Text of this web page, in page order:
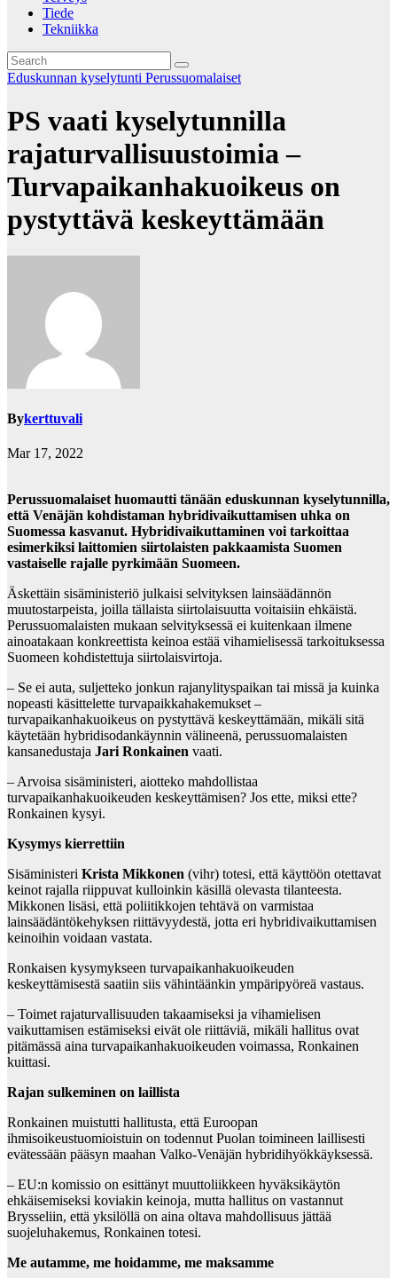
Tiede
Tekniikka
Eduskunnan kyselytunti Perussuomalaiset
PS vaati kyselytunnilla
rajaturvallisuustoimia –
Turvapaikanhakuoikeus on
pystyttävä keskeyttämään
Bykerttuvali
Mar 17, 2022
Perussuomalaiset huomautti tänään eduskunnan kyselytunnilla,
että Venäjän kohdistaman hybridivaikuttamisen uhka on
Suomessa kasvanut. Hybridivaikuttaminen voi tarkoittaa
esimerkiksi laittomien siirtolaisten pakkaamista Suomen
vastaiselle rajalle pyrkimään Suomeen.
Äskettäin sisäministeriö julkaisi selvityksen lainsäädännön
muutostarpeista, joilla tällaista siirtolaisuutta voitaisiin ehkäistä.
Perussuomalaisten mukaan selvityksessä ei kuitenkaan ilmene
ainoatakaan konkreettista keinoa estää vihamielisessä tarkoituksessa
Suomeen kohdistettuja siirtolaisvirtoja.
– Se ei auta, suljetteko jonkun rajanylityspaikan tai missä ja kuinka
nopeasti käsittelette turvapaikkahakemukset –
turvapaikanhakuoikeus on pystyttävä keskeyttämään, mikäli sitä
käytetään hybridisodankäynnin välineenä, perussuomalaisten
kansanedustaja Jari Ronkainen vaati.
– Arvoisa sisäministeri, aiotteko mahdollistaa
turvapaikanhakuoikeuden keskeyttämisen? Jos ette, miksi ette?
Ronkainen kysyi.
Kysymys kierrettiin
Sisäministeri Krista Mikkonen (vihr) totesi, että käyttöön otettavat
keinot rajalla riippuvat kulloinkin käsillä olevasta tilanteesta.
Mikkonen lisäsi, että poliitikkojen tehtävä on varmistaa
lainsäädäntökehyksen riittävyydestä, jotta eri hybridivaikuttamisen
keinoihin voidaan vastata.
Ronkaisen kysymykseen turvapaikanhakuoikeuden
keskeyttämisestä saatiin siis vähintäänkin ympäripyöreä vastaus.
– Toimet rajaturvallisuuden takaamiseksi ja vihamielisen
vaikuttamisen estämiseksi eivät ole riittäviä, mikäli hallitus ovat
pitämässä aina turvapaikanhakuoikeuden voimassa, Ronkainen
kuittasi.
Rajan sulkeminen on laillista
Ronkainen muistutti hallitusta, että Euroopan
ihmisoikeustuomioistuin on todennut Puolan toimineen laillisesti
evätessään pääsyn maahan Valko-Venäjän hybridihyökkäyksessä.
– EU:n komissio on esittänyt muuttoliikkeen hyväksikäytön
ehkäisemiseksi koviakin keinoja, mutta hallitus on vastannut
Brysseliin, että yksilöllä on aina oltava mahdollisuus jättää
suojeluhakemus, Ronkainen totesi.
Me autamme, me hoidamme, me maksamme